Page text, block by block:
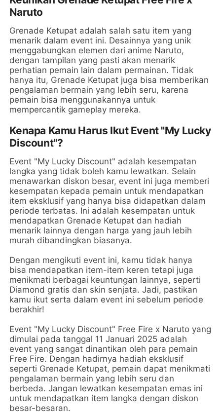
Naruto
Grenade Ketupat adalah salah satu item yang
menarik dalam event ini. Desainnya yang unik
menggabungkan elemen dari anime Naruto,
dengan tampilan yang pasti akan menarik
perhatian pemain lain dalam permainan. Tidak
hanya itu, Grenade Ketupat juga bisa memberikan
pengalaman bermain yang lebih seru, karena
pemain bisa menggunakannya untuk
mempercantik gameplay mereka.
Kenapa Kamu Harus Ikut Event "My Lucky
Discount"?
Event "My Lucky Discount" adalah kesempatan
langka yang tidak boleh kamu lewatkan. Selain
menawarkan diskon besar, event ini juga memberi
kesempatan kepada pemain untuk mendapatkan
item eksklusif yang hanya bisa didapatkan dalam
periode terbatas. Ini adalah kesempatan untuk
mendapatkan Grenade Ketupat dan hadiah
menarik lainnya dengan harga yang jauh lebih
murah dibandingkan biasanya.
Dengan mengikuti event ini, kamu tidak hanya
bisa mendapatkan item-item keren tetapi juga
menikmati berbagai keuntungan lainnya, seperti
Diamond gratis dan skin senjata. Jadi, pastikan
kamu ikut serta dalam event ini sebelum periode
berakhir!
Event "My Lucky Discount" Free Fire x Naruto yang
dimulai pada tanggal 11 Januari 2025 adalah
event yang sangat dinantikan oleh para pemain
Free Fire. Dengan hadirnya hadiah eksklusif
seperti Grenade Ketupat, pemain dapat menikmati
pengalaman bermain yang lebih seru dan
berbeda. Jangan lewatkan kesempatan emas ini
untuk mendapatkan item langka dengan diskon
besar-besaran.